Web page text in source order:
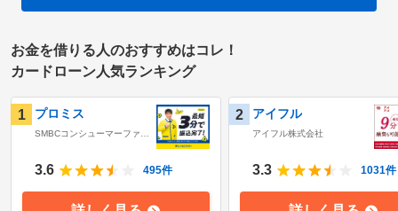
お金を借りる人のおすすめはコレ！
カードローン人気ランキング
1 プロミス
SMBCコンシューマーファイ
3.6 495件
2 アイフル
アイフル株式会社
3.3 1031件